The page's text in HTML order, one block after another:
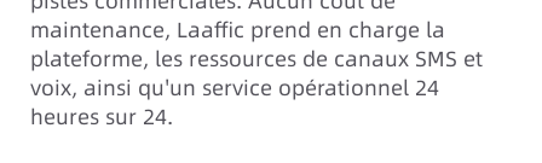
maintenance, Laaffic prend en charge la
plateforme, les ressources de canaux SMS et
voix, ainsi qu'un service opérationnel 24
heures sur 24.